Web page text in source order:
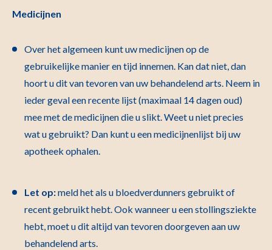
Medicijnen
Over het algemeen kunt uw medicijnen op de
gebruikelijke manier en tijd innemen. Kan dat niet, dan
hoort u dit van tevoren van uw behandelend arts. Neem in
ieder geval een recente lijst (maximaal 14 dagen oud)
mee met de medicijnen die u slikt. Weet u niet precies
wat u gebruikt? Dan kunt u een medicijnenlijst bij uw
apotheek ophalen.
Let op:meld het als u bloedverdunners gebruikt of
recent gebruikt hebt. Ook wanneer u een stollingsziekte
hebt, moet u dit altijd van tevoren doorgeven aan uw
behandelend arts.